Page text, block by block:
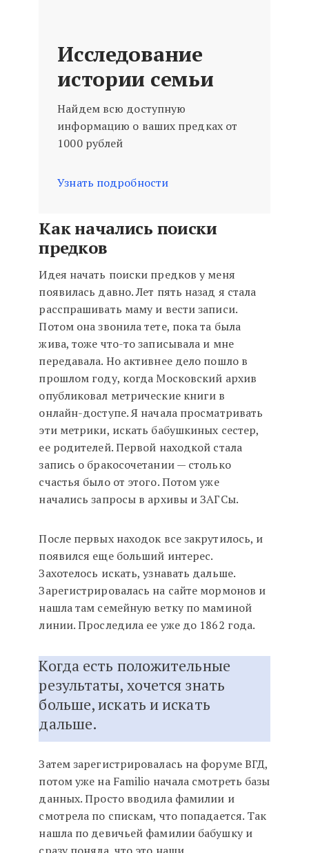
Исследование
истории семьи
Найдем всю доступную
информацию о ваших предках от
1000 рублей
Узнать подробности
Как начались поиски
предков
Идея начать поиски предков у меня
появилась давно. Лет пять назад я стала
расспрашивать маму и вести записи.
Потом она звонила тете, пока та была
жива, тоже что-то записывала и мне
передавала. Но активнее дело пошло в
прошлом году, когда Московский архив
опубликовал метрические книги в
онлайн-доступе. Я начала просматривать
эти метрики, искать бабушкиных сестер,
ее родителей. Первой находкой стала
запись о бракосочетании — столько
счастья было от этого. Потом уже
начались запросы в архивы и ЗАГСы.
После первых находок все закрутилось, и
появился еще больший интерес.
Захотелось искать, узнавать дальше.
Зарегистрировалась на сайте мормонов и
нашла там семейную ветку по маминой
линии. Проследила ее уже до 1862 года.
Когда есть положительные
результаты, хочется знать
больше, искать и искать
дальше.
Затем зарегистрировалась на форуме ВГД,
потом уже на Familio начала смотреть базы
данных. Просто вводила фамилии и
смотрела по спискам, что попадается. Так
нашла по девичьей фамилии бабушку и